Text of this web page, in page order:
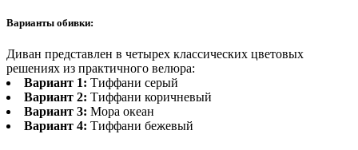
Варианты обивки:
Диван представлен в четырех классических цветовых
решениях из практичного велюра:
Вариант 1: Тиффани серый
Вариант 2: Тиффани коричневый
Вариант 3: Мора океан
Вариант 4: Тиффани бежевый